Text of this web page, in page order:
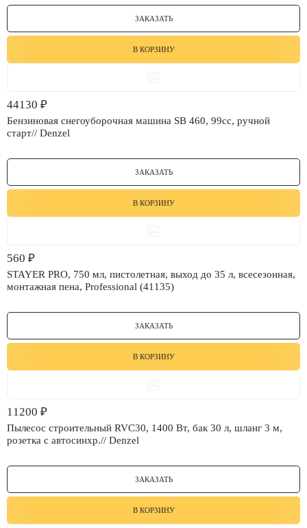
ЗАКАЗАТЬ
В КОРЗИНУ
44130 ₽
Бензиновая снегоуборочная машина SB 460, 99cc, ручной
старт// Denzel
ЗАКАЗАТЬ
В КОРЗИНУ
560 ₽
STAYER PRO, 750 мл, пистолетная, выход до 35 л, всесезонная,
монтажная пена, Professional (41135)
ЗАКАЗАТЬ
В КОРЗИНУ
11200 ₽
Пылесос строительный RVC30, 1400 Вт, бак 30 л, шланг 3 м,
розетка с автосинхр.// Denzel
ЗАКАЗАТЬ
В КОРЗИНУ